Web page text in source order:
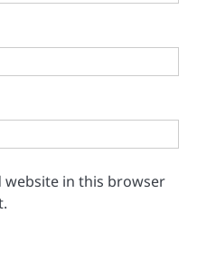
website in this browser